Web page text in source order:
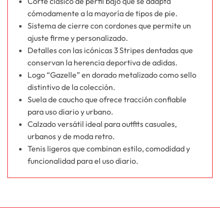
cómodamente a la mayoría de tipos de pie.
Sistema de cierre con cordones que permite un
ajuste firme y personalizado.
Detalles con las icónicas 3 Stripes dentadas que
conservan la herencia deportiva de adidas.
Logo “Gazelle” en dorado metalizado como sello
distintivo de la colección.
Suela de caucho que ofrece tracción confiable
para uso diario y urbano.
Calzado versátil ideal para outfits casuales,
urbanos y de moda retro.
Tenis ligeros que combinan estilo, comodidad y
funcionalidad para el uso diario.